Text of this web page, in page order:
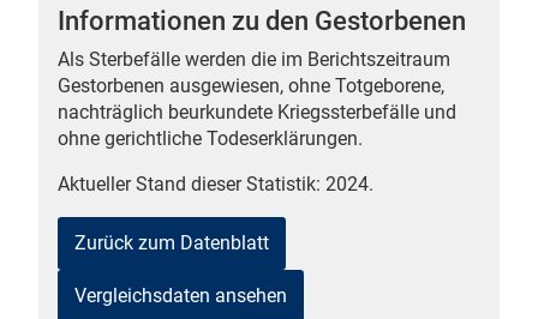
Informationen zu den Gestorbenen
Als Sterbefälle werden die im Berichtszeitraum
Gestorbenen ausgewiesen, ohne Totgeborene,
nachträglich beurkundete Kriegssterbefälle und
ohne gerichtliche Todeserklärungen.
Aktueller Stand dieser Statistik: 2024.
Zurück zum Datenblatt
Vergleichsdaten ansehen